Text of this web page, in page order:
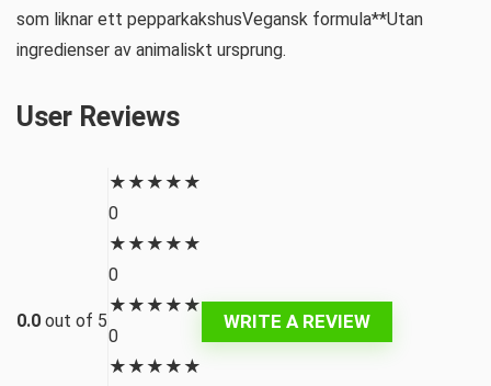
som liknar ett pepparkakshusVegansk formula**Utan
ingredienser av animaliskt ursprung.
User Reviews
0.0 out of 5
★ ★ ★ ★ ★
0
★ ★ ★ ★ ★
0
★ ★ ★ ★ ★
0
★ ★ ★ ★ ★
WRITE A REVIEW